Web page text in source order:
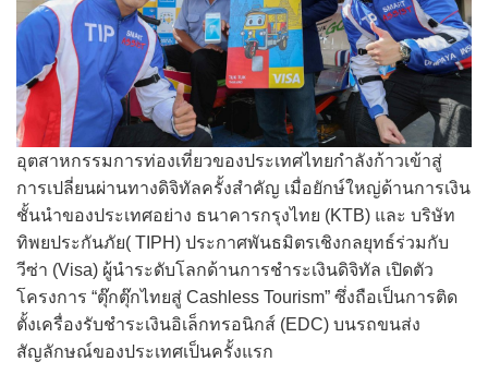
อุตสาหกรรมการท่องเที่ยวของประเทศไทยกำลังก้าวเข้าสู่
การเปลี่ยนผ่านทางดิจิทัลครั้งสำคัญ เมื่อยักษ์ใหญ่ด้านการเงิน
ชั้นนำของประเทศอย่าง ธนาคารกรุงไทย (KTB) และ บริษัท
ทิพยประกันภัย( TIPH) ประกาศพันธมิตรเชิงกลยุทธ์ร่วมกับ
วีซ่า (Visa) ผู้นำระดับโลกด้านการชำระเงินดิจิทัล เปิดตัว
โครงการ “ตุ๊กตุ๊กไทยสู่ Cashless Tourism” ซึ่งถือเป็นการติด
ตั้งเครื่องรับชำระเงินอิเล็กทรอนิกส์ (EDC) บนรถขนส่ง
สัญลักษณ์ของประเทศเป็นครั้งแรก